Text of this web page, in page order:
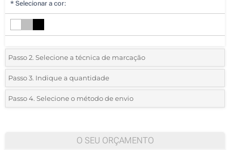
* Selecionar a cor:
Passo 2. Selecione a técnica de marcação
*Selecione o tipo de marcação e as cores do logotipo:
1 Cor (Num lado, apta para lavar na máquina)
3 Cores (Num lado, apta para lavar na máquina)
Passo 3. Indique a quantidade
*Quantidade mínima:10
Passo 4. Selecione o método de envio
O SEU ORÇAMENTO